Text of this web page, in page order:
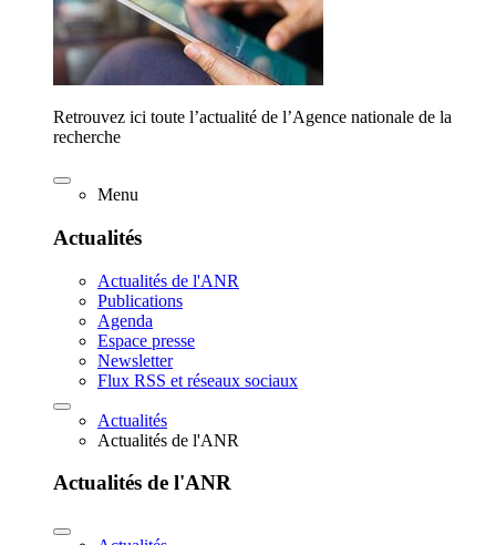
Retrouvez ici toute l’actualité de l’Agence nationale de la
recherche
Menu
Actualités
Actualités de l'ANR
Publications
Agenda
Espace presse
Newsletter
Flux RSS et réseaux sociaux
Actualités
Actualités de l'ANR
Actualités de l'ANR